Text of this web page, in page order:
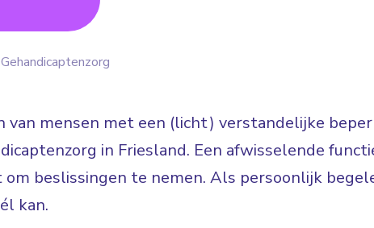
Gehandicaptenzorg
mensen met een (licht) verstandelijke
in Friesland. Een afwisselende
beslissingen te nemen. Als persoonlijk
kan.